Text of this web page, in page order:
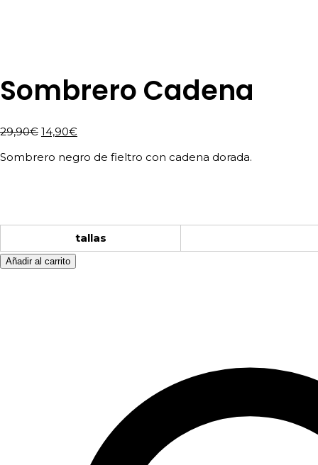
Sombrero Cadena
29,90€ El
original
14,90€
actual
Sombrero negro de fieltro con cadena dorada.
tallas
Añadir al carrito